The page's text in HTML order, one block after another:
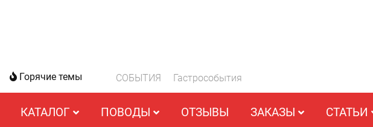
Горячие темы СОБЫТИЯ Гастрособытия
КАТАЛОГ ПОВОДЫ ОТЗЫВЫ ЗАКАЗЫ СТАТЬИ